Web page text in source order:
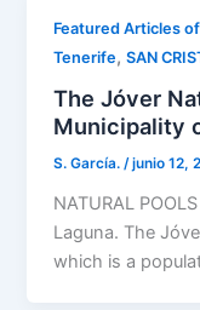
Featured Articles
Tenerife,SAN
The Jóver
Municipality
S. García./junio 12,
NATURAL
Laguna. The
which is a